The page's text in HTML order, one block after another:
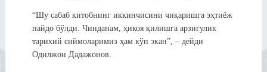
“Шу сабаб китобнинг иккинчисини чиқаришга эҳтиёж
пайдо бўлди. Чинданам, ҳикоя қилишга арзигулик
тарихий сиймоларимиз ҳам кўп экан”, – дейди
Одилжон Дадажонов.